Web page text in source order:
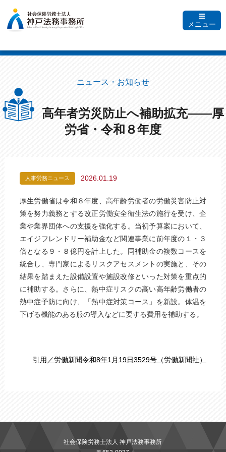
メニュー
ニュース・お知らせ
高年者労災防止へ補助拡充――厚
労省・令和８年度
人事労務ニュース 2026.01.19
厚生労働省は令和８年度、高年齢労働者の労働災害防止対
策を努力義務とする改正労働安全衛生法の施行を受け、企
業や業界団体への支援を強化する。当初予算案において、
エイジフレンドリー補助金など関連事業に前年度の１・３
倍となる９・８億円を計上した。同補助金の複数コースを
統合し、専門家によるリスクアセスメントの実施と、その
結果を踏まえた設備設置や施設改修といった対策を重点的
に補助する。さらに、熱中症リスクの高い高年齢労働者の
熱中症予防に向け、「熱中症対策コース」を新設。体温を
下げる機能のある服の導入などに要する費用を補助する。
引用／労働新聞令和8年1月19日3529号（労働新聞社）
社会保険労務士法人 神戸法務事務所